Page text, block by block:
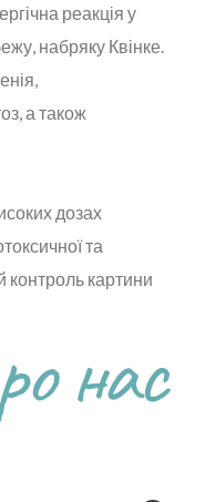
реакція у
набряку Квінке.
а також
дозах
та
контроль картини
нас